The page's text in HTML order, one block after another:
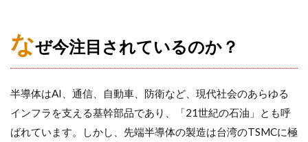
なぜ今注目されているのか？
半導体はAI、通信、自動車、防衛など、現代社会のあらゆる
インフラを支える基幹部品であり、「21世紀の石油」とも呼
ばれています。しかし、先端半導体の製造は台湾のTSMCに極